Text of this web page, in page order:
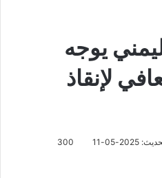
يوجه
لإنقاذ
05-11
300